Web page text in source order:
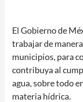
El Gobierno de
trabajar de
municipios, para
contribuya al
agua, sobre todo
materia hídrica.